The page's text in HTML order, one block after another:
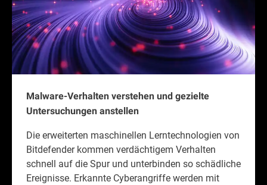
Malware-Verhalten verstehen und gezielte
Untersuchungen anstellen
Die erweiterten maschinellen Lerntechnologien von
Bitdefender kommen verdächtigem Verhalten
schnell auf die Spur und unterbinden so schädliche
Ereignisse. Erkannte Cyberangriffe werden mit